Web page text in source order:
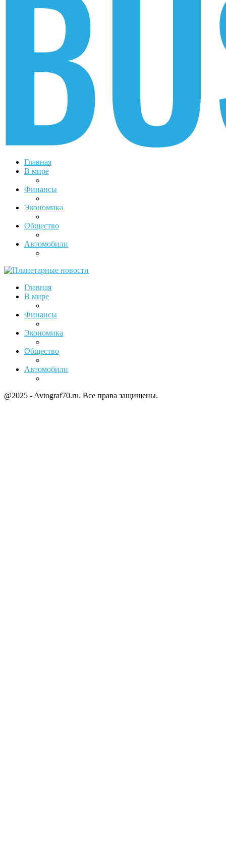
Главная
В мире
Финансы
Экономика
Общество
Автомобили
Главная
В мире
Финансы
Экономика
Общество
Автомобили
@2025 - Avtograf70.ru. Все права защищены.